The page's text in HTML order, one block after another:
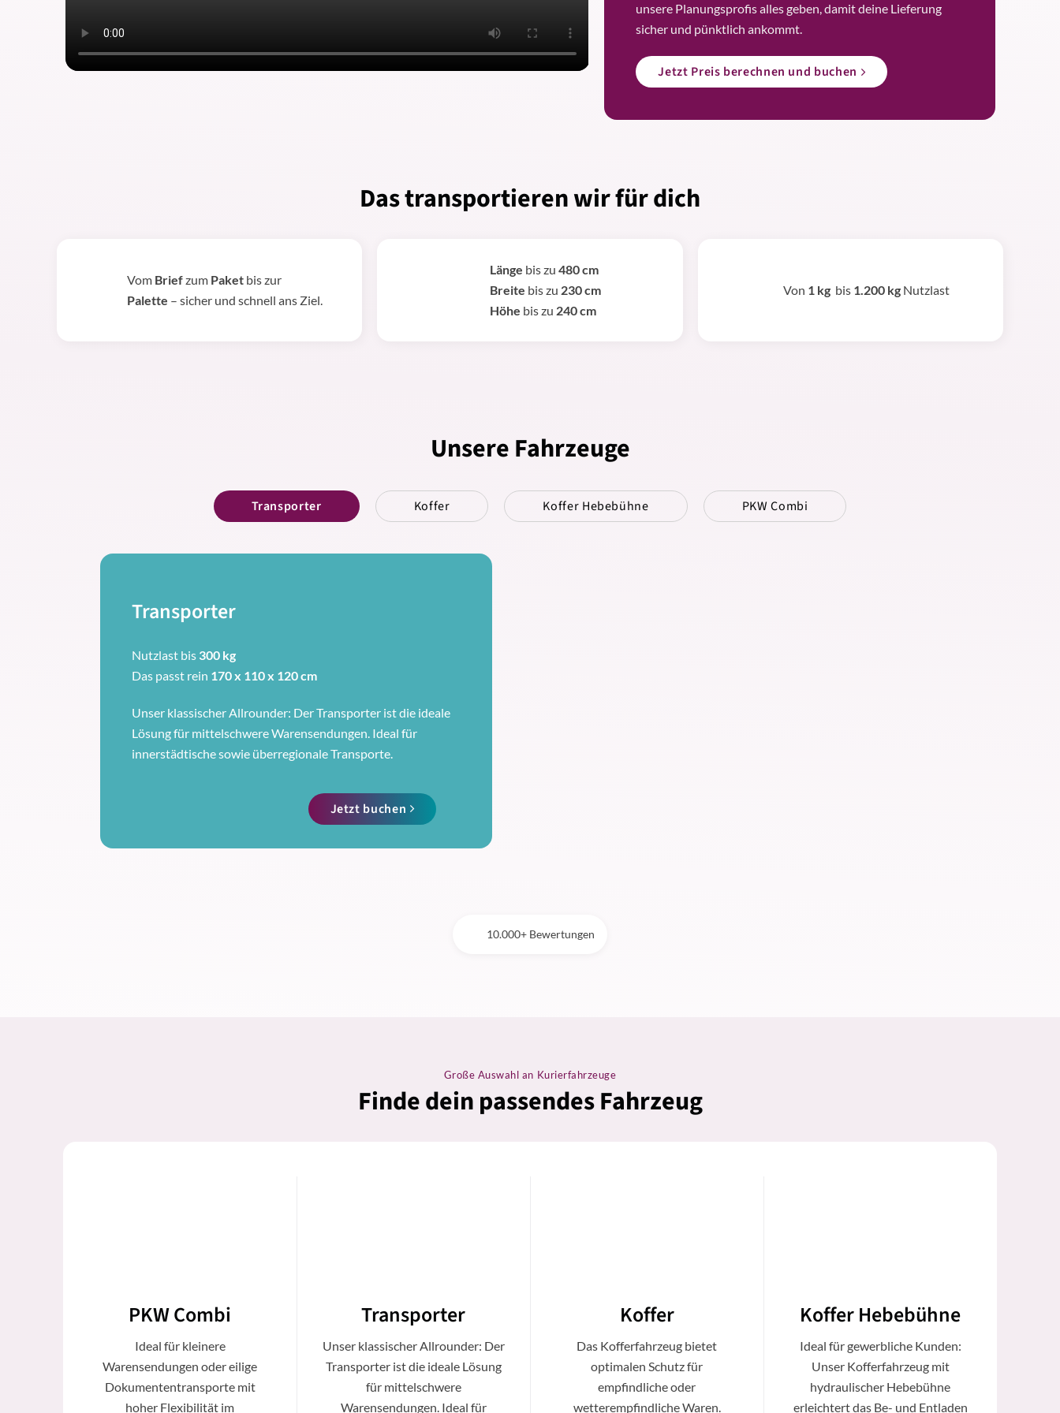
unsere Planungsprofis alles geben, damit deine Lieferung
sicher und pünktlich ankommt.
Jetzt Preis berechnen und buchen
Das transportieren wir für dich
Vom Briefzum Paketbis zur
Palette – sicher und schnell ans Ziel.
Länge bis zu 480 cm
Breite bis zu 230 cm
Höhe bis zu 240 cm
Von 1 kgbis 1.200 kgNutzlast
Unsere Fahrzeuge
Transporter Koffer Koffer Hebebühne PKW Combi
Transporter
Nutzlast bis 300 kg
Das passt rein 170 x 110 x 120 cm
Unser klassischer Allrounder: Der Transporter ist die ideale
Lösung für mittelschwere Warensendungen. Ideal für
innerstädtische sowie überregionale Transporte.
Jetzt buchen
10.000+ Bewertungen
Große Auswahl an Kurierfahrzeuge
Finde dein passendes Fahrzeug
PKW Combi
Ideal für kleinere
Warensendungen oder eilige
Dokumententransporte mit
hoher Flexibilität im
Transporter
Unser klassischer Allrounder: Der
Transporter ist die ideale Lösung
für mittelschwere
Warensendungen. Ideal für
Koffer
Das Kofferfahrzeug bietet
optimalen Schutz für
empfindliche oder
wetterempfindliche Waren.
Koffer Hebebühne
Ideal für gewerbliche Kunden:
Unser Kofferfahrzeug mit
hydraulischer Hebebühne
erleichtert das Be- und Entladen